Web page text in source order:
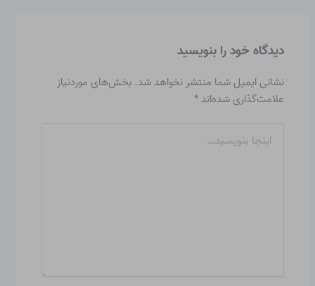
دیدگاه‌ خود را بنویسید
نشانی ایمیل شما منتشر نخواهد شد. بخش‌های موردنیاز
علامت‌گذاری شده‌اند*
بنویسید…